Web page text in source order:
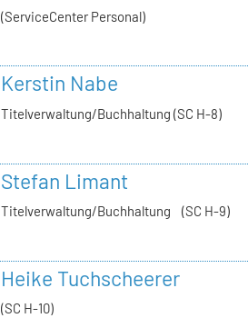
(ServiceCenter Personal)
Kerstin Nabe
Titelverwaltung/Buchhaltung (SC H-8)
Stefan Limant
Titelverwaltung/Buchhaltung (SC H-9)
Heike Tuchscheerer
(SC H-10)